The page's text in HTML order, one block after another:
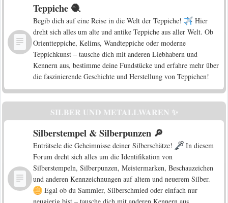
Teppiche 🧶
Begib dich auf eine Reise in die Welt der Teppiche!
Hier
dreht sich alles um alte und antike Teppiche aus aller Welt. Ob
Orientteppiche, Kelims, Wandteppiche oder moderne
Teppichkunst – tausche dich mit anderen Liebhabern und
Kennern aus, bestimme deine Fundstücke und erfahre mehr über
die faszinierende Geschichte und Herstellung von Teppichen!
SILBER UND METALLWAREN ✨
Silberstempel & Silberpunzen 🔎
Enträtsele die Geheimnisse deiner Silberschätze!
In diesem
Forum dreht sich alles um die Identifikation von
Silberstempeln, Silberpunzen, Meistermarken, Beschauzeichen
und anderen Kennzeichnungen auf altem und neuerem Silber.
Egal ob du Sammler, Silberschmied oder einfach nur